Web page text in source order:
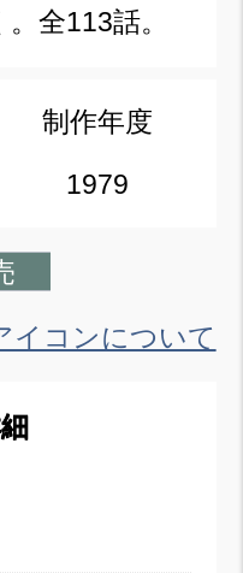
全113話。
制作年度
1979
イコンについて